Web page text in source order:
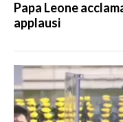
Papa Leone
applausi